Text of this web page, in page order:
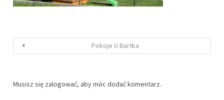
Pokoje U Bartka
Musisz się zalogować, aby móc dodać komentarz.